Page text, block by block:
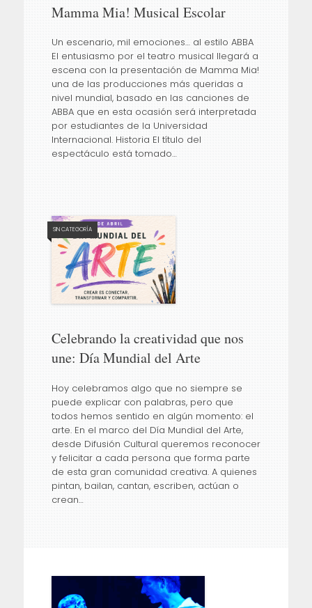
Mamma Mia! Musical Escolar
Un escenario, mil emociones… al estilo ABBA
El entusiasmo por el teatro musical llegará a
escena con la presentación de Mamma Mia!
una de las producciones más queridas a
nivel mundial, basado en las canciones de
ABBA que en esta ocasión será interpretada
por estudiantes de la Universidad
Internacional. Historia El título del
espectáculo está tomado…
SIN CATEGORÍA
Celebrando la creatividad que nos
une: Día Mundial del Arte
Hoy celebramos algo que no siempre se
puede explicar con palabras, pero que
todos hemos sentido en algún momento: el
arte. En el marco del Día Mundial del Arte,
desde Difusión Cultural queremos reconocer
y felicitar a cada persona que forma parte
de esta gran comunidad creativa. A quienes
pintan, bailan, cantan, escriben, actúan o
crean…